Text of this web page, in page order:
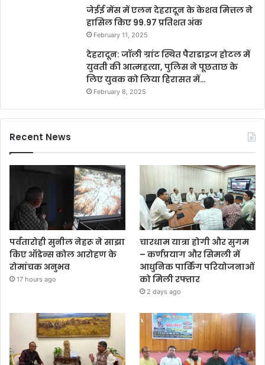
जेईई मेंस में एलन देहरादून के केशव मित्तल ने
हासिल किए 99.97 प्रतिशत अंक
February 11, 2025
देहरादून: जॉली ग्रांट स्थित पैराडाइज होटल में
युवती की आत्महत्या, पुलिस ने पूछताछ के
लिए युवक को लिया हिरासत में…
February 8, 2025
Recent News
पर्वतारोही सुनील नेहरू ने साझा
किए ऑडेन्स कोल आरोहण के
रोमांचक अनुभव
17 hours ago
चारधाम यात्रा होगी और सुगम
– कर्णप्रयाग और सिमली में
आधुनिक पार्किंग परियोजनाओं
को मिली रफ्तार
2 days ago